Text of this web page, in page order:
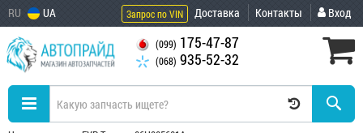
RU UA Запрос по VIN Доставка Контакты Вход
(099) 175-47-87
(068) 935-52-32